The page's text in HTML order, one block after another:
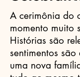
A cerimônia do
momento muito
Histórias são
sentimentos
uma nova